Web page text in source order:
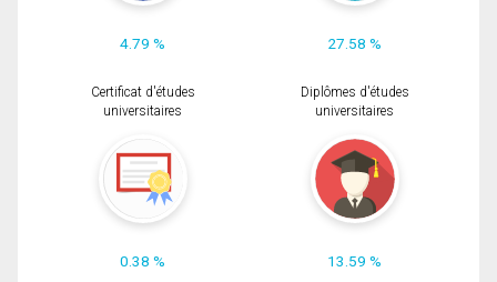
4.79 % 27.58 %
Certificat d'études
universitaires
0.38 %
Diplômes d'études
universitaires
13.59 %